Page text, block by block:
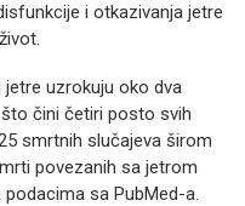
i otkazivanja jetre
uzrokuju oko dva
čini četiri posto svih
smrtnih slučajeva širom
povezanih sa jetrom
sa PubMed-a.